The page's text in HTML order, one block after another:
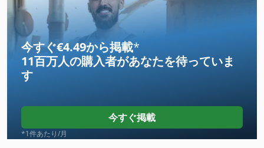
ダブルプレス ラック
トラック
トラック スケール
トラック ダンプ
トラック ローラー
ハンド パレット トラック
今すぐ€4.49から掲載*
11百万人の購入者があなたを待っていま
す
今すぐ掲載
*1件あたり/月